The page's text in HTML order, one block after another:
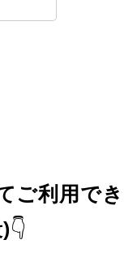
ご利用でき
👇